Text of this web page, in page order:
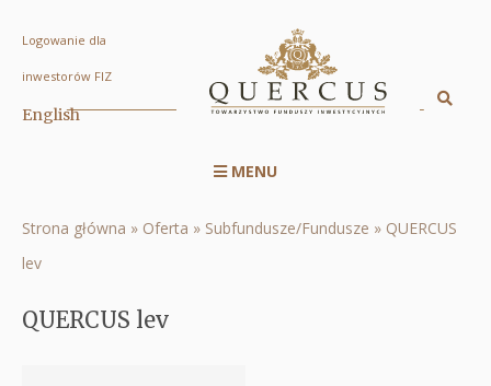
QUERCUS
lev
S.A.
Logowanie dla
inwestorów FIZ
English
serwisu
RWD
MENU
Ścieżka
Strona główna Oferta Subfundusze/Fundusze
QUERCUS
lev
QUERCUS lev